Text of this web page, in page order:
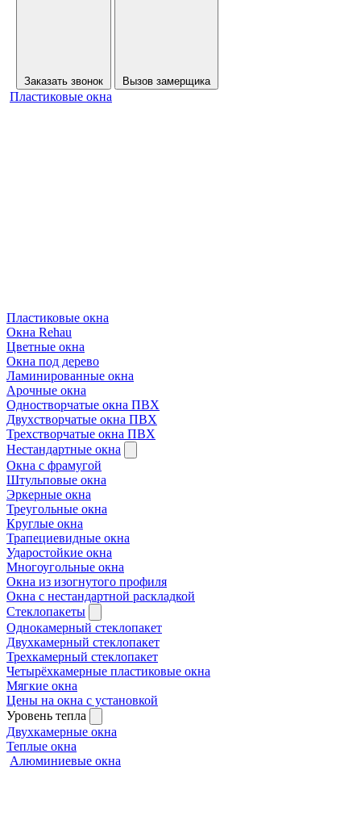
Заказать звонок Вызов замерщика
Пластиковые окна
Пластиковые окна
Окна Rehau
Цветные окна
Окна под дерево
Ламинированные окна
Арочные окна
Одностворчатые окна ПВХ
Двухстворчатые окна ПВХ
Трехстворчатые окна ПВХ
Нестандартные окна
Окна с фрамугой
Штульповые окна
Эркерные окна
Треугольные окна
Круглые окна
Трапециевидные окна
Ударостойкие окна
Многоугольные окна
Окна из изогнутого профиля
Окна с нестандартной раскладкой
Стеклопакеты
Однокамерный стеклопакет
Двухкамерный стеклопакет
Трехкамерный стеклопакет
Четырёхкамерные пластиковые окна
Мягкие окна
Цены на окна с установкой
Уровень тепла
Двухкамерные окна
Теплые окна
Алюминиевые окна